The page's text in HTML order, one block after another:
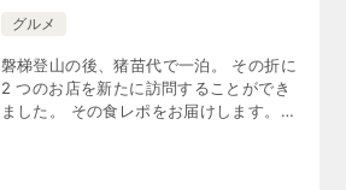
グルメ
磐梯登山の後、猪苗代で一泊。 その折に
2 つのお店を新たに訪問することができ
ました。 その食レポをお届けします。